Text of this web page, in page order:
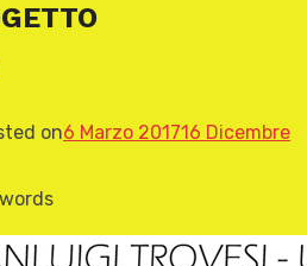
on6 Marzo 201716 Dicembre
words